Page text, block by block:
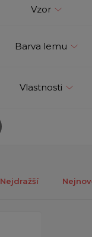
Vzor
Barva lemu
Vlastnosti
Nejdražší